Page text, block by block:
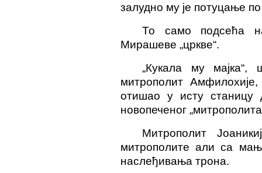
залудно му је потуцање
То само подсећа
Мирашеве „цркве“.
„Кукала му
митрополит
отишао у исту станицу
новопеченог
Митрополит
митрополите али са
наслеђивања трона.